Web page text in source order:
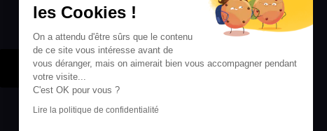
les Cookies !
On a attendu d'être sûrs que le contenu
de ce site vous intéresse avant de
vous déranger, mais on aimerait bien vous accompagner pendant
votre visite...
C'est OK pour vous ?
Lire la politique de confidentialité
Disponible sur l'App Store et Google Play